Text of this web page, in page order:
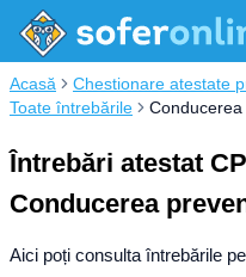
Acasă Chestionare atestate
Toate întrebările
Întrebări atestat
Conducerea
Aici poți consulta întrebările